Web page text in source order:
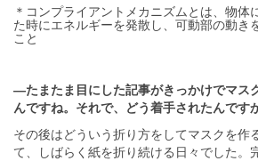
＊コンプライアントメカニズムとは、物体
た時にエネルギーを発散し、可動部の動き
こと
―たまたま目にした記事がきっかけでマス
んですね。それで、どう着手されたんです
その後はどういう折り方をしてマスクを作
て、しばらく紙を折り続ける日々でした。